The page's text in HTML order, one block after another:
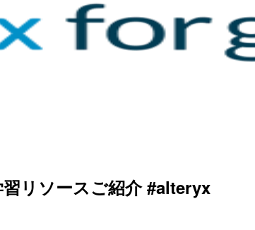
リソースご紹介 #alteryx